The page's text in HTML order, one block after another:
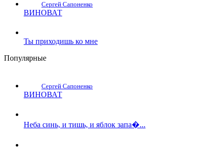
Сергей Сапоненко
ВИНОВАТ
Ты приходишь ко мне
Популярные
Сергей Сапоненко
ВИНОВАТ
Неба синь, и тишь, и яблок запа�...